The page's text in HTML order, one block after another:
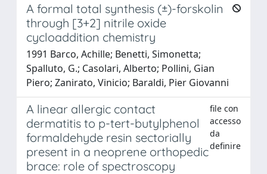
A formal total synthesis (±)-forskolin
through [3+2] nitrile oxide
cycloaddition chemistry
1991 Barco, Achille; Benetti, Simonetta;
Spalluto, G.; Casolari, Alberto; Pollini, Gian
Piero; Zanirato, Vinicio; Baraldi, Pier Giovanni
A linear allergic contact
dermatitis to p-tert-butylphenol
formaldehyde resin sectorially
present in a neoprene orthopedic
brace: role of spectroscopy
file con
accesso
da
definire